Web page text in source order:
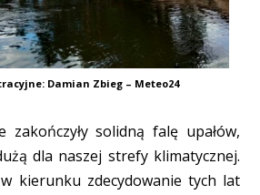
Damian Zbieg – Meteo24
zakończyły solidną falę upałów,
dla naszej strefy klimatycznej.
kierunku zdecydowanie tych lat